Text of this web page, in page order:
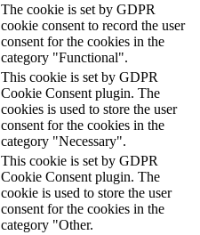
The cookie is set by GDPR
cookie consent to record the user
consent for the cookies in the
category "Functional".
This cookie is set by GDPR
Cookie Consent plugin. The
cookies is used to store the user
consent for the cookies in the
category "Necessary".
This cookie is set by GDPR
Cookie Consent plugin. The
cookie is used to store the user
consent for the cookies in the
category "Other.